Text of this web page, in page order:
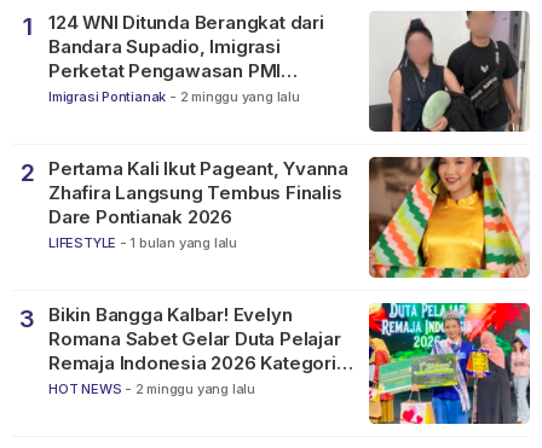
1
124 WNI Ditunda Berangkat dari
Bandara Supadio, Imigrasi
Perketat Pengawasan PMI
Nonprosedural
Imigrasi Pontianak - 2 minggu yang lalu
2
Pertama Kali Ikut Pageant, Yvanna
Zhafira Langsung Tembus Finalis
Dare Pontianak 2026
LIFESTYLE - 1 bulan yang lalu
3
Bikin Bangga Kalbar! Evelyn
Romana Sabet Gelar Duta Pelajar
Remaja Indonesia 2026 Kategori
SMP
HOT NEWS - 2 minggu yang lalu